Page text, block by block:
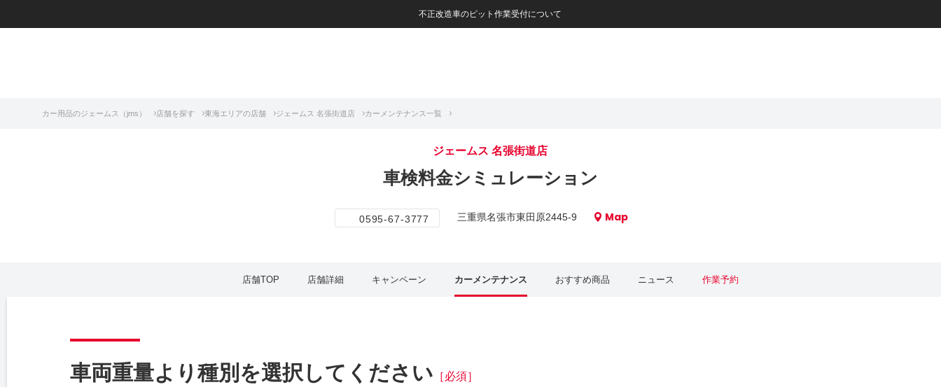
不正改造車のピット作業受付について
カー用品のジェームス（jms） 店舗を探す 東海エリアの店舗 ジェームス 名張街道店 カーメンテナンス一覧
ジェームス 名張街道店
車検料金シミュレーション
0595-67-3777 三重県名張市東田原2445-9 Map
店舗TOP 店舗詳細 キャンペーン カーメンテナンス おすすめ商品 ニュース 作業予約
車両重量より種別を選択してください ［必須］